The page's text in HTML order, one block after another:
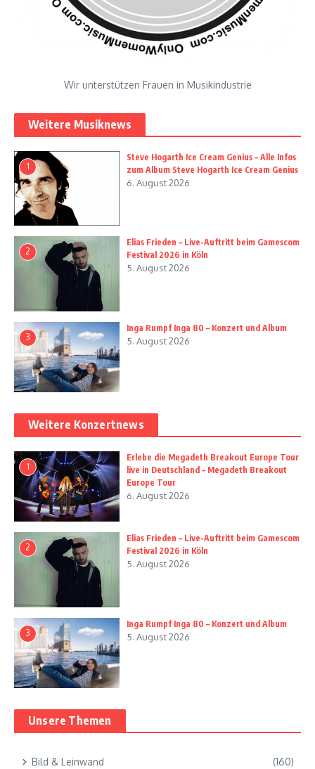
Wir unterstützen Frauen in Musikindustrie
Weitere Musiknews
1
Steve Hogarth Ice Cream Genius – Alle Infos
zum Album Steve Hogarth Ice Cream Genius
6. August 2026
2
Elias Frieden – Live-Auftritt beim Gamescom
Festival 2026 in Köln
5. August 2026
3
Inga Rumpf Inga 80 – Konzert und Album
5. August 2026
Weitere Konzertnews
1
Erlebe die Megadeth Breakout Europe Tour
live in Deutschland – Megadeth Breakout
Europe Tour
6. August 2026
2
Elias Frieden – Live-Auftritt beim Gamescom
Festival 2026 in Köln
5. August 2026
3
Inga Rumpf Inga 80 – Konzert und Album
5. August 2026
Unsere Themen
Bild & Leinwand (160)